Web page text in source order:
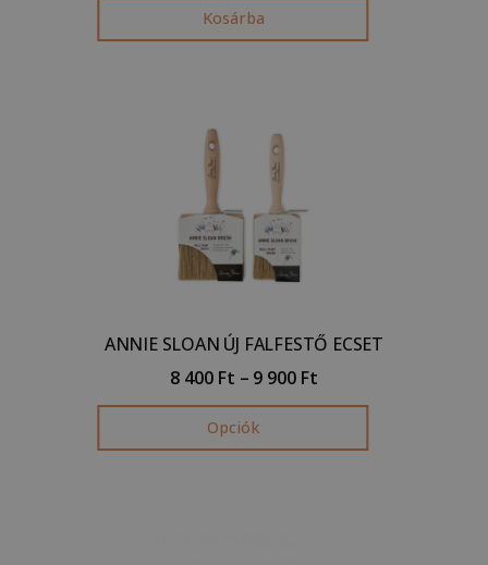
Kosárba
ANNIE SLOAN ÚJ FALFESTŐ ECSET
8 400 Ft – 9 900 Ft
Opciók